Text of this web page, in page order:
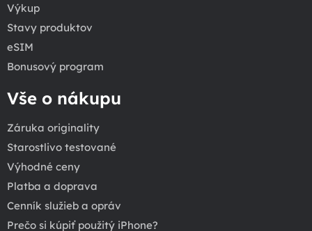
Výkup
Stavy produktov
eSIM
Bonusový program
Vše o nákupu
Záruka originality
Starostlivo testované
Výhodné ceny
Platba a doprava
Cenník služieb a opráv
Prečo si kúpiť použitý iPhone?